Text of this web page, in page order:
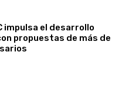
impulsa el desarrollo
propuestas de más de